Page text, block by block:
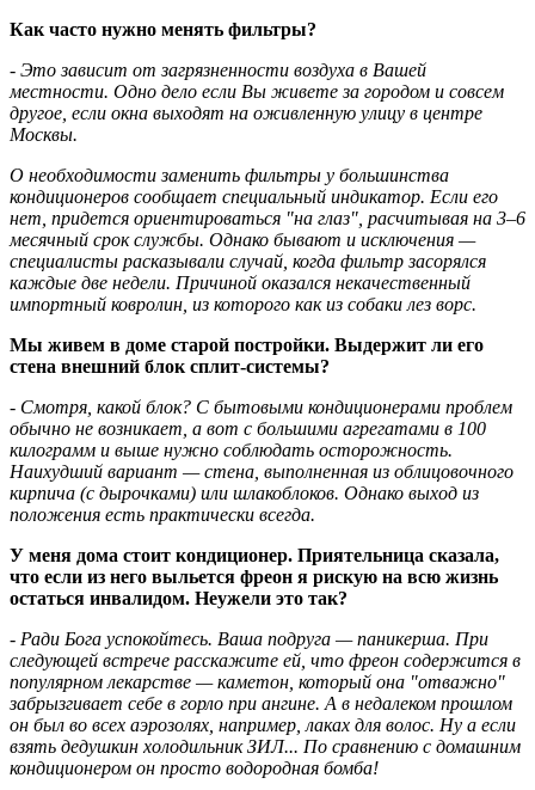
Как часто нужно менять фильтры?
- Это зависит от загрязненности воздуха в Вашей
местности. Одно дело если Вы живете за городом и совсем
другое, если окна выходят на оживленную улицу в центре
Москвы.
О необходимости заменить фильтры у большинства
кондиционеров сообщает специальный индикатор. Если его
нет, придется ориентироваться "на глаз", расчитывая на 3–6
месячный срок службы. Однако бывают и исключения —
специалисты расказывали случай, когда фильтр засорялся
каждые две недели. Причиной оказался некачественный
импортный ковролин, из которого как из собаки лез ворс.
Мы живем в доме старой постройки. Выдержит ли его
стена внешний блок сплит-системы?
- Смотря, какой блок? С бытовыми кондиционерами проблем
обычно не возникает, а вот с большими агрегатами в 100
килограмм и выше нужно соблюдать осторожность.
Наихудший вариант — стена, выполненная из облицовочного
кирпича (с дырочками) или шлакоблоков. Однако выход из
положения есть практически всегда.
У меня дома стоит кондиционер. Приятельница сказала,
что если из него выльется фреон я рискую на всю жизнь
остаться инвалидом. Неужели это так?
- Ради Бога успокойтесь. Ваша подруга — паникерша. При
следующей встрече расскажите ей, что фреон содержится в
популярном лекарстве — каметон, который она "отважно"
забрызгивает себе в горло при ангине. А в недалеком прошлом
он был во всех аэрозолях, например, лаках для волос. Ну а если
взять дедушкин холодильник ЗИЛ... По сравнению с домашним
кондиционером он просто водородная бомба!